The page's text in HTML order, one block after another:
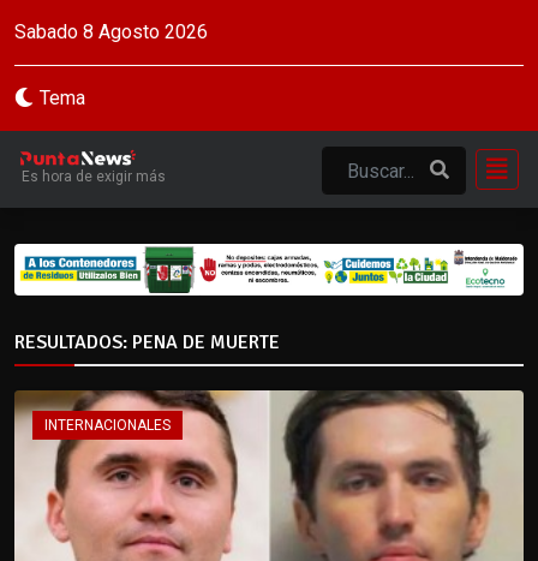
Sabado 8 Agosto 2026
Tema
Es hora de exigir más
RESULTADOS: PENA DE MUERTE
INTERNACIONALES